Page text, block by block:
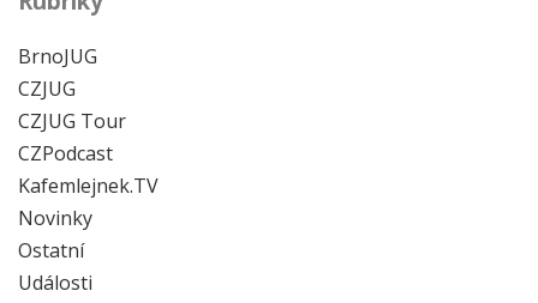
BrnoJUG
CZJUG
CZJUG Tour
CZPodcast
Kafemlejnek.TV
Novinky
Ostatní
Události